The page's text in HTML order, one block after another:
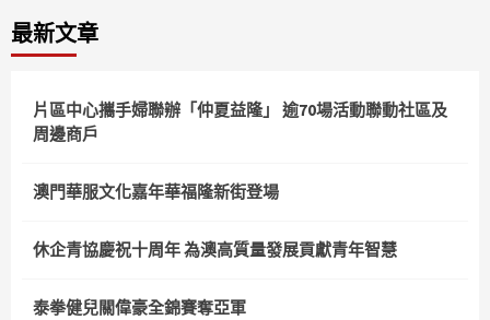
最新文章
片區中心攜手婦聯辦「仲夏益隆」 逾70場活動聯動社區及
周邊商戶
澳門華服文化嘉年華福隆新街登場
休企青協慶祝十周年 為澳高質量發展貢獻青年智慧
泰拳健兒關偉豪全錦賽奪亞軍